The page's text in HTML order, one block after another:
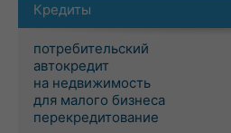
Кредиты
потребительский
автокредит
на недвижимость
для малого бизнеса
перекредитование